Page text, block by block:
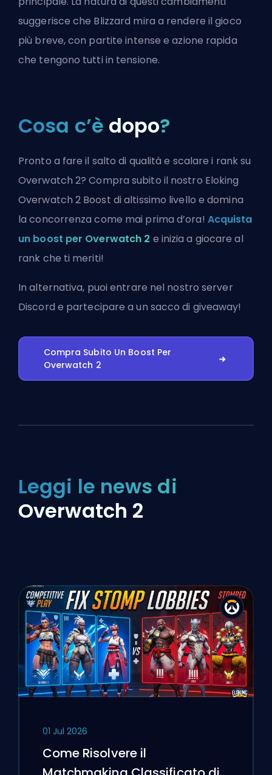
suggerisce che Blizzard mira a rendere il gioco
più breve, con partite intense e azione rapida
che tengono tutti in tensione.
Cosa c’è dopo?
Pronto a fare il salto di qualità e scalare i rank su
Overwatch 2? Compra subito il nostro Eloking
Overwatch 2 Boost di altissimo livello e domina
la concorrenza come mai prima d’ora! Acquista
un boost per Overwatch 2 e inizia a giocare al
rank che ti meriti!
In alternativa, puoientrare nel nostro server
Discord e partecipare a un sacco di giveaway!
Compra Subito Un Boost Per
Overwatch 2
Leggi le news di
Overwatch 2
01 Jul 2026
Come Risolvere il